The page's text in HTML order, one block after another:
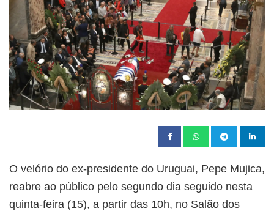
O velório do ex-presidente do Uruguai, Pepe Mujica,
reabre ao público pelo segundo dia seguido nesta
quinta-feira (15), a partir das 10h, no Salão dos